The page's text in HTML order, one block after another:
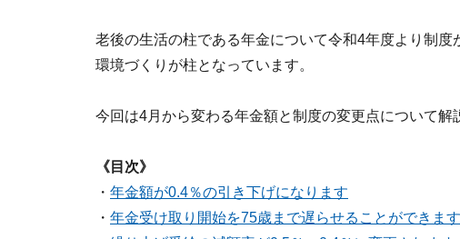
老後の生活の柱である年金について令和4年度より制
環境づくりが柱となっています。
今回は4月から変わる年金額と制度の変更点について解
《目次》
・ 年金額が0.4％の引き下げになります
・ 年金受け取り開始を75歳まで遅らせることができます